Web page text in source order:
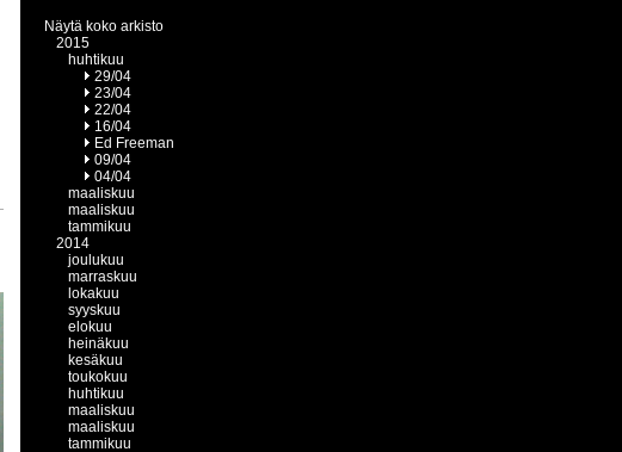
Näytä koko arkisto
2015
huhtikuu
29/04
23/04
22/04
16/04
Ed Freeman
09/04
04/04
maaliskuu
maaliskuu
tammikuu
2014
joulukuu
marraskuu
lokakuu
syyskuu
elokuu
heinäkuu
kesäkuu
toukokuu
huhtikuu
maaliskuu
maaliskuu
tammikuu